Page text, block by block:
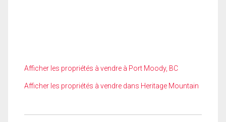
Afficher les propriétés à vendre à Port Moody, BC
Afficher les propriétés à vendre dans Heritage Mountain